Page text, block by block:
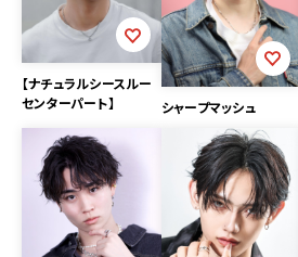
【ナチュラルシースルー
センターパート】
シャープマッシュ